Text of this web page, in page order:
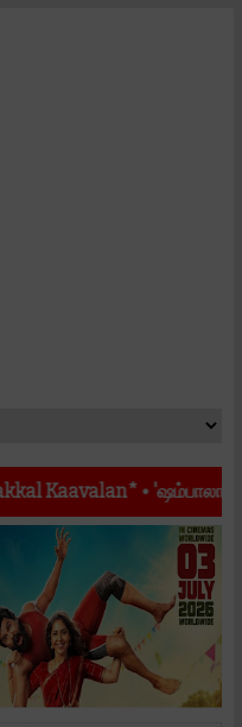
•'ஷம்பாலா' வெற்றிக்